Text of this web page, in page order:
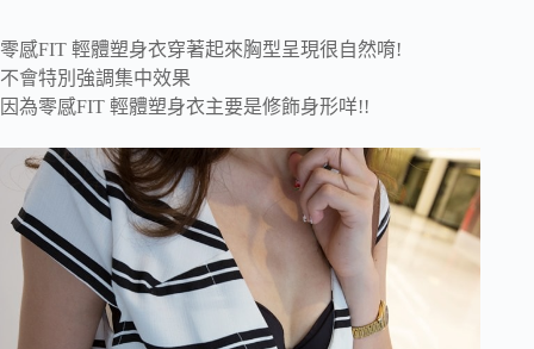
零感FIT 輕體塑身衣穿著起來胸型呈現很自然唷!
不會特別強調集中效果
因為零感FIT 輕體塑身衣主要是修飾身形咩!!